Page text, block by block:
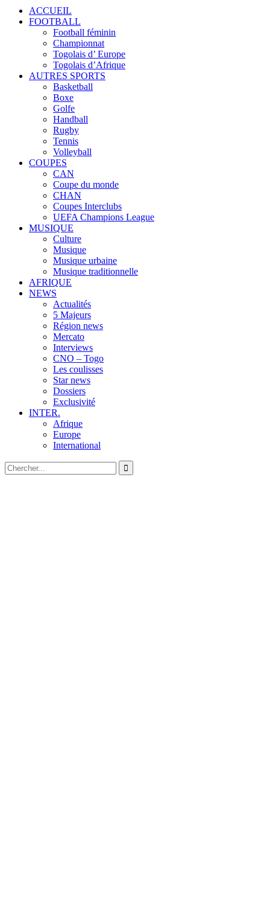
ACCUEIL
FOOTBALL
Football féminin
Championnat
Togolais d’ Europe
Togolais d’Afrique
AUTRES SPORTS
Basketball
Boxe
Golfe
Handball
Rugby
Tennis
Volleyball
COUPES
CAN
Coupe du monde
CHAN
Coupes Interclubs
UEFA Champions League
MUSIQUE
Culture
Musique
Musique urbaine
Musique traditionnelle
AFRIQUE
NEWS
Actualités
5 Majeurs
Région news
Mercato
Interviews
CNO – Togo
Les coulisses
Star news
Dossiers
Exclusivité
INTER.
Afrique
Europe
International